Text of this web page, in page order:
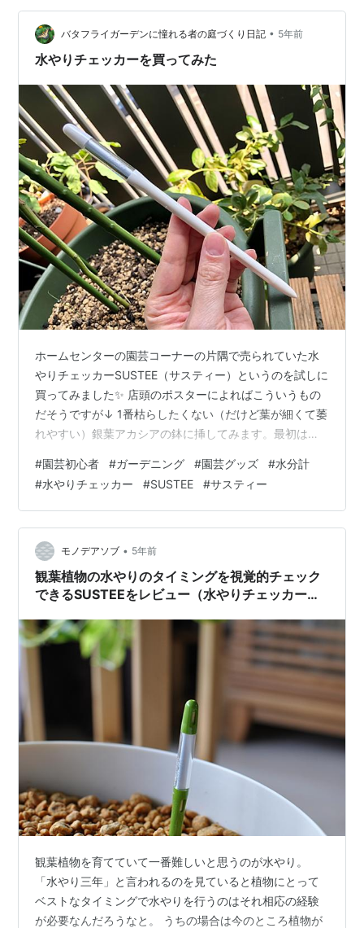
バタフライガーデンに憧れる者の庭づくり日記 • 5年前
水やりチェッカーを買ってみた
ホームセンターの園芸コーナーの片隅で売られていた水
やりチェッカーSUSTEE（サスティー）というのを試しに
買ってみました✨ 店頭のポスターによればこういうもの
だそうですが↓ 1番枯らしたくない（だけど葉が細くて萎
れやすい）銀葉アカシアの鉢に挿してみます。最初はフ
と青になりました。 pF値（有効水分域）というのを測定
して色が変わっているらしいです。フィルターの色が青
から白に変わったタイミングで水やりするのがよいとの
こと。 こちらは数日前までまだまだ暑くて最高気温も
28℃くらいだったりしたんですけど（今朝は急に涼しく
なりました…）、1日半が過ぎる…
#園芸初心者 #ガーデニング #園芸グッズ #水分計
#水やりチェッカー #SUSTEE #サスティー
モノデアソブ • 5年前
観葉植物の水やりのタイミングを視覚的チェック
できるSUSTEEをレビュー（水やりチェッカー・
観葉植物を育てていて一番難しいと思うのが水やり。
「水やり三年」と言われるのを見ていると植物にとって
ベストなタイミングで水やりを行うのはそれ相応の経験
が必要なんだろうなと。 うちの場合は今のところ植物が